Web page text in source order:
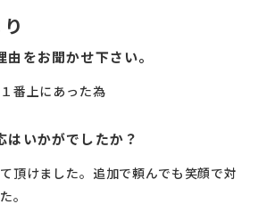
由をお聞かせ下さい。
番上にあった為
はいかがでしたか？
頂けました。追加で頼んでも笑顔で対
。